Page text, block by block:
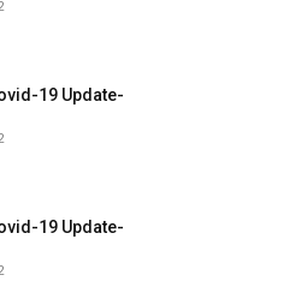
19 Update-
19 Update-